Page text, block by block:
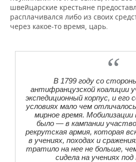
швейцарские крестьяне
расплачивался либо из своих
через какое-то время, царь.
В 1799 году со
антифранцузской коалиции
экспедиционный корпус, и его
условиях мало чем
мирное время. Мобилизации
было — в кампании
рекрутская армия, которая
в учениях, походах и
тратило на нее не больше,
сидела на учениях